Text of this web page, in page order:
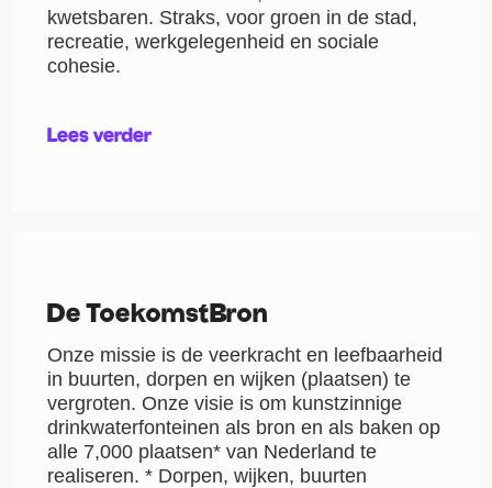
kwetsbaren. Straks, voor groen in de stad,
recreatie, werkgelegenheid en sociale
cohesie.
Lees verder
De ToekomstBron
Onze ​missie​ is de veerkracht en leefbaarheid
in buurten, dorpen en wijken (plaatsen) te
vergroten. Onze ​visie​ is om kunstzinnige
drinkwaterfonteinen als bron en als baken op
alle 7,000 plaatsen* van Nederland te
realiseren. * Dorpen, wijken, buurten